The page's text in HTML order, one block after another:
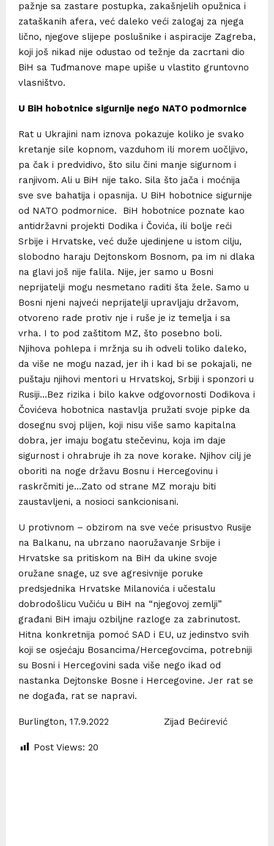
pažnje sa zastare postupka, zakašnjelih opužnica i
zataškanih afera, već daleko veći zalogaj za njega
lično, njegove slijepe poslušnike i aspiracije Zagreba,
koji još nikad nije odustao od težnje da zacrtani dio
BiH sa Tuđmanove mape upiše u vlastito gruntovno
vlasništvo.
U BiH hobotnice sigurnije nego NATO podmornice
Rat u Ukrajini nam iznova pokazuje koliko je svako
kretanje sile kopnom, vazduhom ili morem uočljivo,
pa čak i predvidivo, što silu čini manje sigurnom i
ranjivom. Ali u BiH nije tako. Sila što jača i moćnija
sve sve bahatija i opasnija. U BiH hobotnice sigurnije
od NATO podmornice. BiH hobotnice poznate kao
antidržavni projekti Dodika i Čovića, ili bolje reći
Srbije i Hrvatske, već duže ujedinjene u istom cilju,
slobodno haraju Dejtonskom Bosnom, pa im ni dlaka
na glavi još nije falila. Nije, jer samo u Bosni
neprijatelji mogu nesmetano raditi šta žele. Samo u
Bosni njeni najveći neprijatelji upravljaju državom,
otvoreno rade protiv nje i ruše je iz temelja i sa
vrha. I to pod zaštitom MZ, što posebno boli.
Njihova pohlepa i mržnja su ih odveli toliko daleko,
da više ne mogu nazad, jer ih i kad bi se pokajali, ne
puštaju njihovi mentori u Hrvatskoj, Srbiji i sponzori u
Rusiji…Bez rizika i bilo kakve odgovornosti Dodikova i
Čovićeva hobotnica nastavlja pružati svoje pipke da
dosegnu svoj plijen, koji nisu više samo kapitalna
dobra, jer imaju bogatu stečevinu, koja im daje
sigurnost i ohrabruje ih za nove korake. Njihov cilj je
oboriti na noge državu Bosnu i Hercegovinu i
raskrčmiti je…Zato od strane MZ moraju biti
zaustavljeni, a nosioci sankcionisani.
U protivnom – obzirom na sve veće prisustvo Rusije
na Balkanu, na ubrzano naoružavanje Srbije i
Hrvatske sa pritiskom na BiH da ukine svoje
oružane snage, uz sve agresivnije poruke
predsjednika Hrvatske Milanovića i učestalu
dobrodošlicu Vučiću u BiH na “njegovoj zemlji”
građani BiH imaju ozbiljne razloge za zabrinutost.
Hitna konkretnija pomoć SAD i EU, uz jedinstvo svih
koji se osjećaju Bosancima/Hercegovcima, potrebniji
su Bosni i Hercegovini sada više nego ikad od
nastanka Dejtonske Bosne i Hercegovine. Jer rat se
ne događa, rat se napravi.
Burlington, 17.9.2022 Zijad Bećirević
Post Views: 20